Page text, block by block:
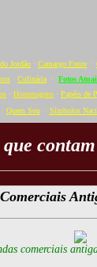
Jordão · Camargo Freire ·
· Culinária · Fotos
· Homenagens · Papéis de
Quem Sou· Símbolos
comerciais